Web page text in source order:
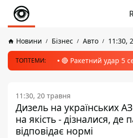
Новини Бізнес Авто 11:30,
ТОПТЕМИ: 🔴 Ракетний удар 5
11:30, 20 травня
Дизель на українських
на якість - дізналися, де
відповідає нормі